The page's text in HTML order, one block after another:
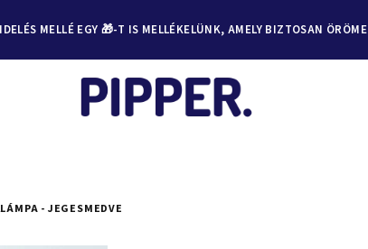
MELLÉ EGY 🎁-T IS MELLÉKELÜNK, AMELY BIZTOSAN
- JEGESMEDVE